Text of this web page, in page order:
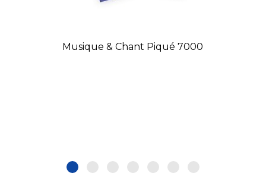
Musique & Chant Piqué 7000